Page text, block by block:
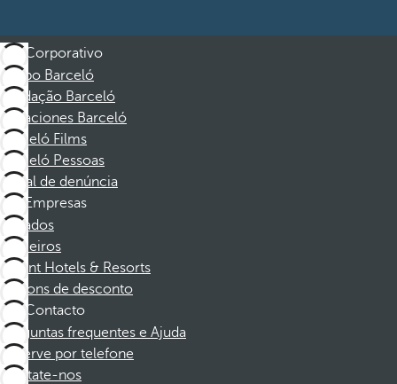
Corporativo
Grupo Barceló
Fundação Barceló
Vacaciones Barceló
Barceló Films
Barceló Pessoas
Canal de denúncia
Empresas
Afiliados
Parceiros
Dorint Hotels & Resorts
Cupons de desconto
Contacto
Perguntas frequentes e Ajuda
Reserve por telefone
Contate-nos